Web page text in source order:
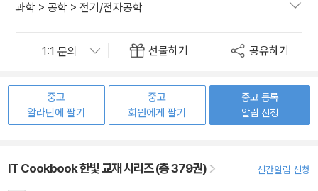
과학 > 공학 > 전기/전자공학
선물하기 공유하기
중고
알라딘에 팔기
중고
회원에게 팔기
중고 등록
알림 신청
IT Cookbook 한빛 교재 시리즈 (총 379권) 신간알림 신청